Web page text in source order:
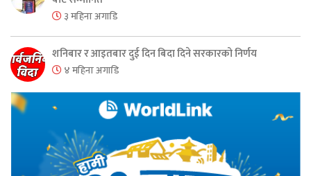
३ महिना अगाडि
शनिबार र आइतबार दुई दिन बिदा दिने सरकारको निर्णय
४ महिना अगाडि